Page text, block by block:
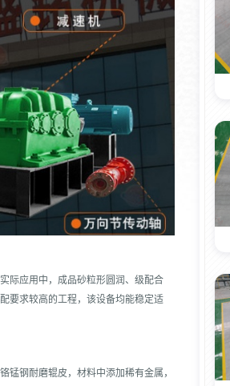
际应用中，成品砂粒形圆润、级配合
要求较高的工程，该设备均能稳定适
锰钢耐磨辊皮，材料中添加稀有金属，